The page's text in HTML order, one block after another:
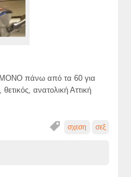
ΜΟΝΟ πάνω από τα 60 για
ανατολική Αττική
σχεση σεξ